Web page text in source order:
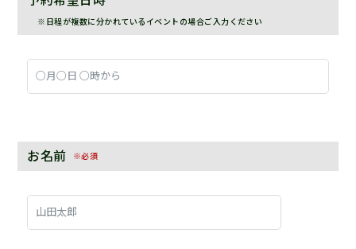
※日程が複数に分かれているイベントの場合ご入力ください
お名前 ※必須